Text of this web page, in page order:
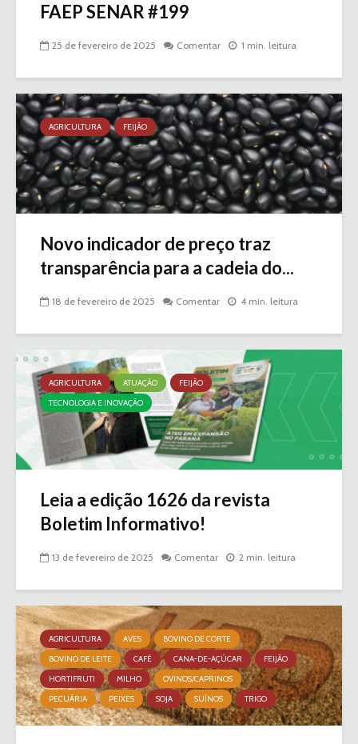
FAEP SENAR #199
25 de fevereiro de 2025 Comentar 1 min. leitura
AGRICULTURA FEIJÃO
Novo indicador de preço traz
transparência para a cadeia do...
18 de fevereiro de 2025 Comentar 4 min. leitura
AGRICULTURA ATUAÇÃO
FEIJÃO
TECNOLOGIA E INOVAÇÃO
Leia a edição 1626 da revista
Boletim Informativo!
13 de fevereiro de 2025 Comentar 2 min. leitura
AGRICULTURA AVES
BOVINO DE CORTE
BOVINO DE LEITE
CAFÉ CANA-DE-AÇÚCAR
FEIJÃO
HORTIFRUTI
MILHO
OVINOS/CAPRINOS
PECUÁRIA
PEIXES SOJA SUÍNOS TRIGO